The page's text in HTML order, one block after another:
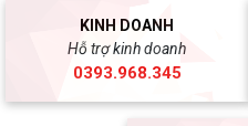
KINH DOANH
Hỗ trợ kinh doanh
0393.968.345